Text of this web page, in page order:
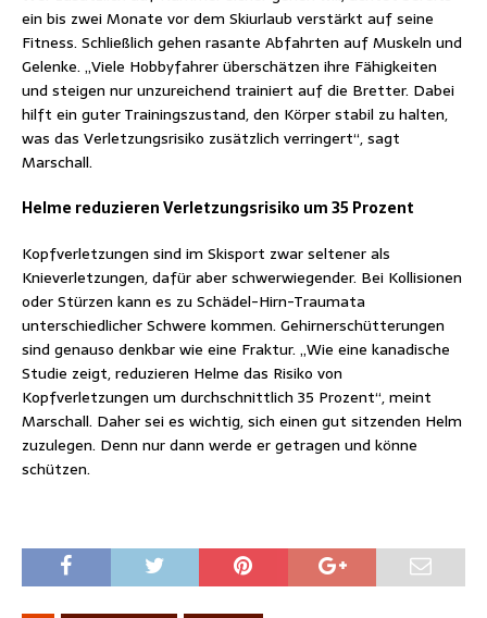
ein bis zwei Monate vor dem Skiurlaub verstärkt auf seine
Fitness. Schließlich gehen rasante Abfahrten auf Muskeln und
Gelenke. „Viele Hobbyfahrer überschätzen ihre Fähigkeiten
und steigen nur unzureichend trainiert auf die Bretter. Dabei
hilft ein guter Trainingszustand, den Körper stabil zu halten,
was das Verletzungsrisiko zusätzlich verringert“, sagt
Marschall.
Helme reduzieren Verletzungsrisiko um 35 Prozent
Kopfverletzungen sind im Skisport zwar seltener als
Knieverletzungen, dafür aber schwerwiegender. Bei Kollisionen
oder Stürzen kann es zu Schädel-Hirn-Traumata
unterschiedlicher Schwere kommen. Gehirnerschütterungen
sind genauso denkbar wie eine Fraktur. „Wie eine kanadische
Studie zeigt, reduzieren Helme das Risiko von
Kopfverletzungen um durchschnittlich 35 Prozent“, meint
Marschall. Daher sei es wichtig, sich einen gut sitzenden Helm
zuzulegen. Denn nur dann werde er getragen und könne
schützen.